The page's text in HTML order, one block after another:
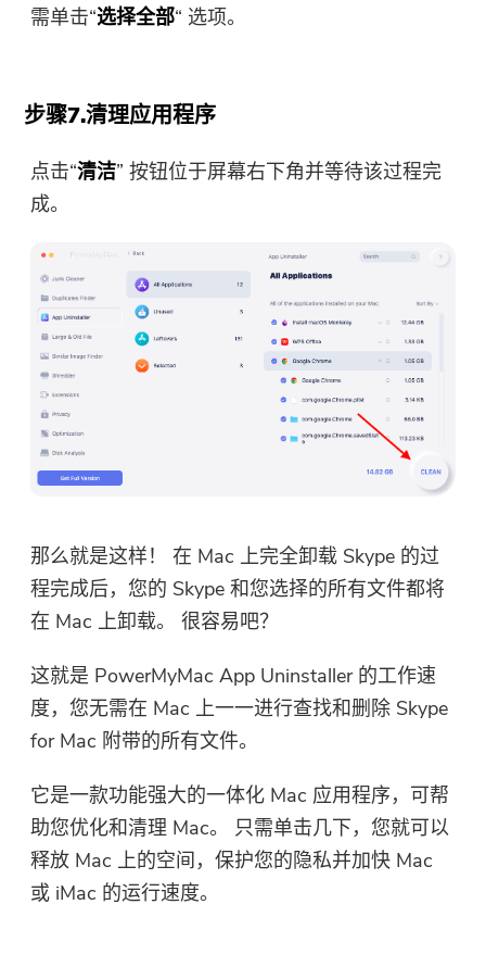
需单击“选择全部“ 选项。
步骤7.清理应用程序
点击“清洁” 按钮位于屏幕右下角并等待该过程完
成。
那么就是这样！ 在 Mac 上完全卸载 Skype 的过
程完成后，您的 Skype 和您选择的所有文件都将
在 Mac 上卸载。 很容易吧？
这就是 PowerMyMac App Uninstaller 的工作速
度，您无需在 Mac 上一一进行查找和删除 Skype
for Mac 附带的所有文件。
它是一款功能强大的一体化 Mac 应用程序，可帮
助您优化和清理 Mac。 只需单击几下，您就可以
释放 Mac 上的空间，保护您的隐私并加快 Mac
或 iMac 的运行速度。
订阅我们关于 iMyMac 应用程序
的最佳交易和新闻。
温馨提示
这个软件只能是这个软件只能在
Mac上下载和使用。 您可以输入
您的电子邮件地址以获取下载链
接和优惠券代码。 如需购买软
件，请点击商店.
请输入一个有效的电子邮件地址。